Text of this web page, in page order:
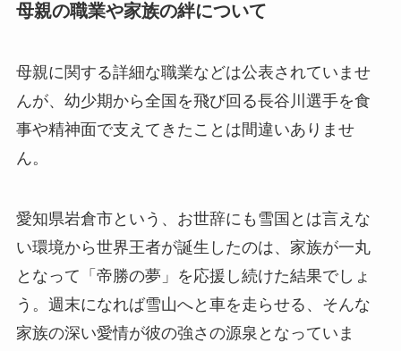
母親の職業や家族の絆について
母親に関する詳細な職業などは公表されていませ
んが、幼少期から全国を飛び回る長谷川選手を食
事や精神面で支えてきたことは間違いありませ
ん。
愛知県岩倉市という、お世辞にも雪国とは言えな
い環境から世界王者が誕生したのは、家族が一丸
となって「帝勝の夢」を応援し続けた結果でしょ
う。週末になれば雪山へと車を走らせる、そんな
家族の深い愛情が彼の強さの源泉となっていま